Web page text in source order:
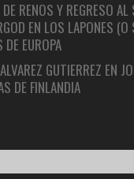
RENOS Y REGRESO AL
EN LOS LAPONES (O
EUROPA
GUTIERREZ EN
DE FINLANDIA